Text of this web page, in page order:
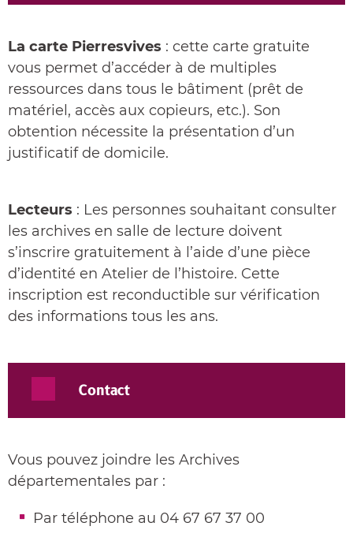
La carte Pierresvives : cette carte gratuite
vous permet d’accéder à de multiples
ressources dans tous le bâtiment (prêt de
matériel, accès aux copieurs, etc.). Son
obtention nécessite la présentation d’un
justificatif de domicile.
Lecteurs : Les personnes souhaitant consulter
les archives en salle de lecture doivent
s’inscrire gratuitement à l’aide d’une pièce
d’identité en Atelier de l’histoire. Cette
inscription est reconductible sur vérification
des informations tous les ans.
Contact
Vous pouvez joindre les Archives
départementales par :
Par téléphone au 04 67 67 37 00